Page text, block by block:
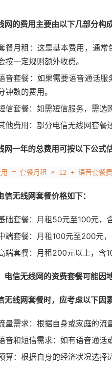
网的费用主要由以下几部分构成
餐月租：这是基本费用，通
按一定规则额外收费。
音套餐：如果需要语音通话
钟数的费用。
信套餐：如需短信服务，需选
他费用：部分电信无线网套餐
网一年的总费用可按以下公式估
用 = 套餐月租 × 12 + 语音套餐
信无线网套餐价格如下：
础套餐：月租50元至100元，
端套餐：月租100元至200元
端套餐：月租200元以上，含
电信无线网的资费套餐可能因
无线网套餐时，应考虑以下因素
量需求：根据自身或家庭的流
音和短信需求：如有语音通话
算：根据自身的经济状况选择